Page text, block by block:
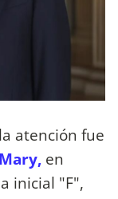
atención fue
en
inicial "F",